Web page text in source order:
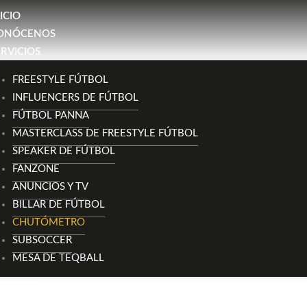
FREESTYLE FÚTBOL
INFLUENCERS DE FÚTBOL
FÚTBOL PANNA
MASTERCLASS DE FREESTYLE FÚTBOL
SPEAKER DE FÚTBOL
FANZONE
ANUNCIOS Y TV
BILLAR DE FÚTBOL
CHUTÓMETRO
SUBSOCCER
MESA DE TEQBALL